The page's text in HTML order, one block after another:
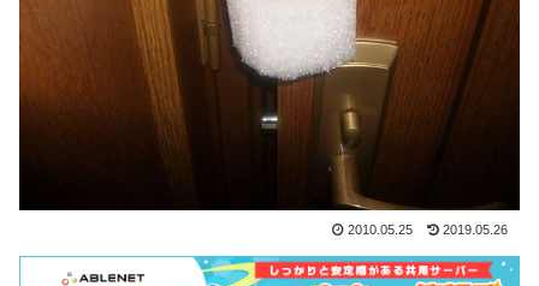
2010.05.25 2019.05.26